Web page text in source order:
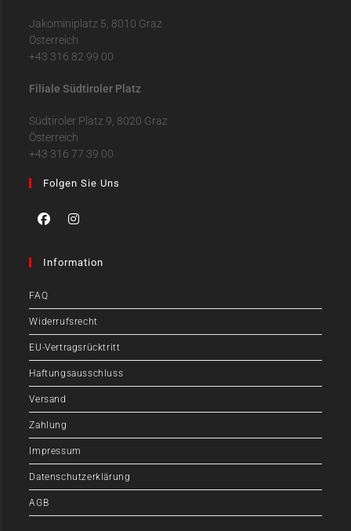
Jakominiplatz 5, 8010 Graz
Österreich
+43 316 82 99 00
Filiale Südtiroler Platz
Südtiroler Platz 9, 8020 Graz
Österreich
+43 316 77 39 00
Folgen Sie Uns
Information
FAQ
Widerrufsrecht
EU-Vertragsrücktritt
Haftungsausschluss
Versand
Zahlung
Impressum
Datenschutzerklärung
AGB